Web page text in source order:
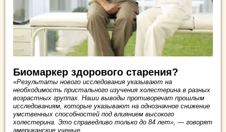
Биомаркер здорового старения?
«Результаты нового исследования указывают на
необходимость пристального изучения холестерина в разных
возрастных группах. Наши выводы противоречат прошлым
исследованиям, которые указывают на однозначное снижение
умственных способностей под влиянием высокого
холестерина. Это справедливо только до 84 лет», — говорят
американские ученые.